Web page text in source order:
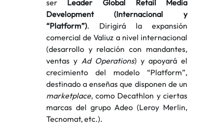
ser Leader Global Retail Media
Development (Internacional y
“Platform”). Dirigirá la expansión
comercial de Valiuz a nivel internacional
(desarrollo y relación con mandantes,
ventas y Ad Operations) y apoyará el
crecimiento del modelo “Platform”,
marketplace, como Decathlon y ciertas
marcas del grupo Adeo (Leroy Merlin,
Tecnomat, etc.).